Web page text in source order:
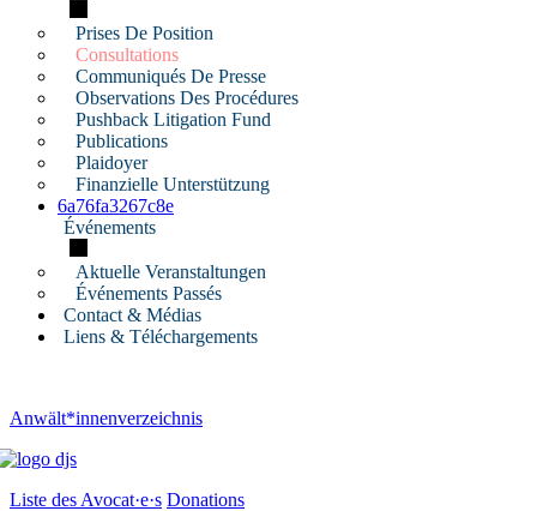
Prises De Position
Consultations
Communiqués De Presse
Observations Des Procédures
Pushback Litigation Fund
Publications
Plaidoyer
Finanzielle Unterstützung
6a76fa3267c8e
Événements
Aktuelle Veranstaltungen
Événements Passés
Contact & Médias
Liens & Téléchargements
Anwält*innenverzeichnis
Liste des Avocat·e·s Donations